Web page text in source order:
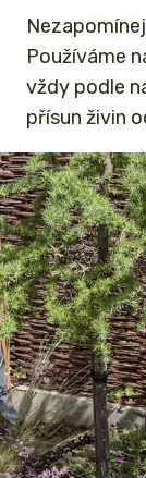
Používáme
vždy podle
přísun živin